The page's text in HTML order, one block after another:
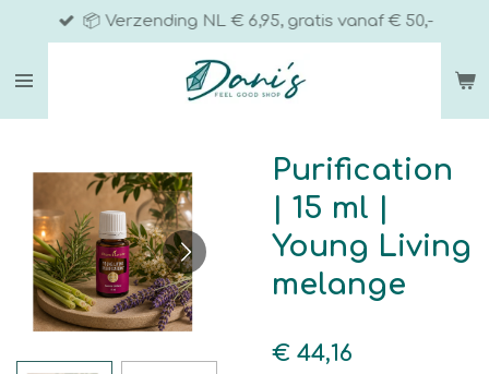
direct
naar
📦 Verzending NL € 6,95, gratis vanaf € 50,-
Purification
| 15 ml |
Young Living
melange
€ 44,16